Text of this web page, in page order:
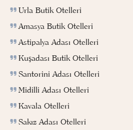
Urla Butik Otelleri
Amasya Butik Otelleri
Astipalya Adası Otelleri
Kuşadası Butik Otelleri
Santorini Adası Otelleri
Midilli Adası Otelleri
Kavala Otelleri
Sakız Adası Otelleri